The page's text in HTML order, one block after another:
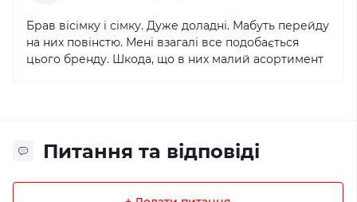
Брав вісімку і сімку. Дуже доладні. Мабуть перейду
на них повінстю. Мені взагалі все подобається
цього бренду. Шкода, що в них малий асортимент
Питання та відповіді